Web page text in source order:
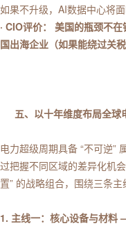
如果不升级，AI数据中心将面
· CIO评价： 美国的瓶颈不
国出海企业（如果能绕过关
五、以十年维度布局全
电力超级周期具备 “不可逆”
过把握不同区域的差异化机
置” 的战略组合，围绕三条主
1. 主线一：核心设备与材